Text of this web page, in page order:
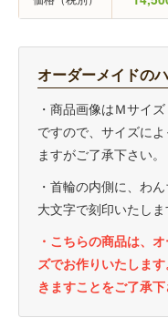
オーダーメイドの
・商品画像はＭサイ
ですので、サイズに
ますがご了承下さい。
・首輪の内側に、わ
大文字で刻印いたし
・こちらの商品は、
ズでお作りいたしま
きますことをご了承下